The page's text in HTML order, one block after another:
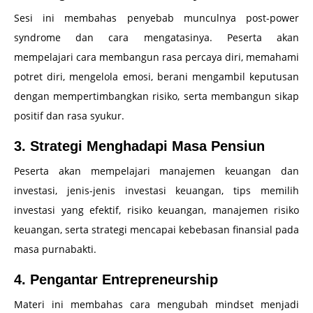
Sesi ini membahas penyebab munculnya post-power
syndrome dan cara mengatasinya. Peserta akan
mempelajari cara membangun rasa percaya diri, memahami
potret diri, mengelola emosi, berani mengambil keputusan
dengan mempertimbangkan risiko, serta membangun sikap
positif dan rasa syukur.
3. Strategi Menghadapi Masa Pensiun
Peserta akan mempelajari manajemen keuangan dan
investasi, jenis-jenis investasi keuangan, tips memilih
investasi yang efektif, risiko keuangan, manajemen risiko
keuangan, serta strategi mencapai kebebasan finansial pada
masa purnabakti.
4. Pengantar Entrepreneurship
Materi ini membahas cara mengubah mindset menjadi